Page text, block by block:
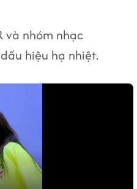
và nhóm nhạc
hiệu hạ nhiệt.